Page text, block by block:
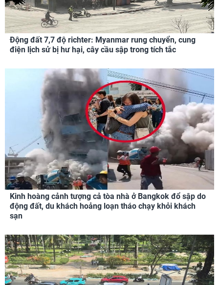
Động đất 7,7 độ richter: Myanmar rung chuyển, cung
điện lịch sử bị hư hại, cây cầu sập trong tích tắc
Kinh hoàng cảnh tượng cả tòa nhà ở Bangkok đổ sập do
động đất, du khách hoảng loạn tháo chạy khỏi khách
sạn